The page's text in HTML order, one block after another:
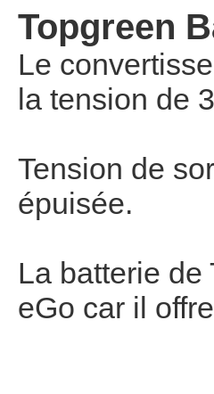
Topgreen
Le
la tension de
Tension de
épuisée.
La batterie de
eGo car il offre